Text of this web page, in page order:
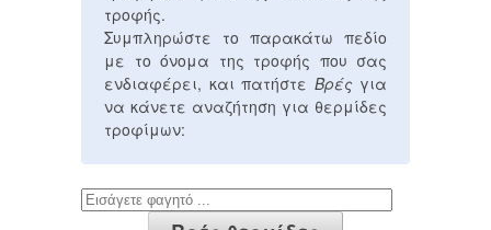
τροφής.
Συμπληρώστε το παρακάτω πεδίο
με το όνομα της τροφής που σας
ενδιαφέρει, και πατήστε Βρές για
να κάνετε αναζήτηση για θερμίδες
τροφίμων: